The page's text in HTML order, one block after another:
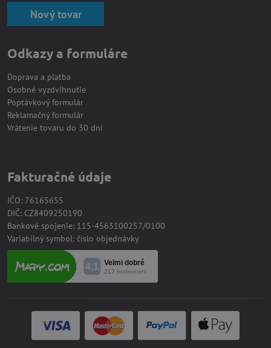
Nový tovar
Odkazy a formuláre
Doprava a platba
Osobné vyzdvihnutie
Poptávkový formulár
Reklamačný formulár
Vrátenie tovaru do 30 dní
Fakturačné údaje
IČO: 76165655
DIČ: CZ8409250190
Bankové spojenie: 115-4563100257/0100
Variabilný symbol: číslo objednávky